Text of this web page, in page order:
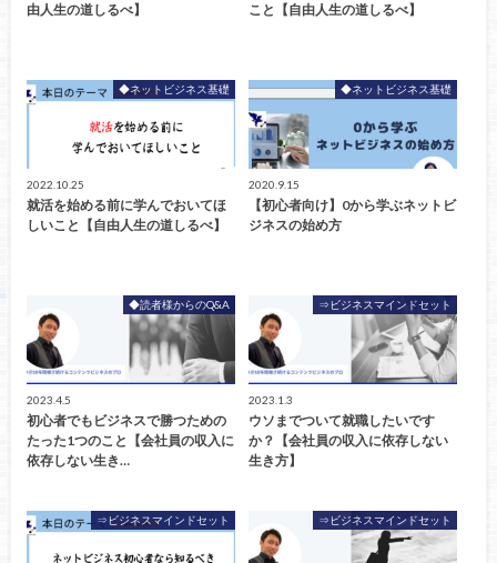
由人生の道しるべ】
こと【自由人生の道しるべ】
◆ネットビジネス基礎
2022.10.25
就活を始める前に学んでおいてほ
しいこと【自由人生の道しるべ】
◆ネットビジネス基礎
2020.9.15
【初心者向け】0から学ぶネットビ
ジネスの始め方
◆読者様からのQ&A
2023.4.5
初心者でもビジネスで勝つための
たった1つのこと【会社員の収入に
依存しない生き…
⇒ビジネスマインドセット
2023.1.3
ウソまでついて就職したいです
か？【会社員の収入に依存しない
生き方】
⇒ビジネスマインドセット ⇒ビジネスマインドセット